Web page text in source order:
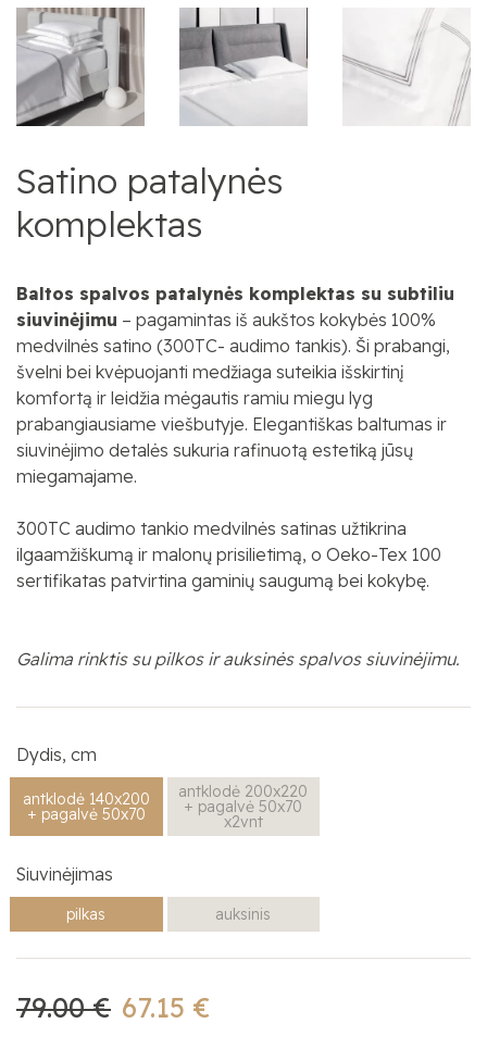
Satino patalynės
komplektas
Baltos spalvos patalynės komplektas su subtiliu
siuvinėjimu – pagamintas iš aukštos kokybės 100%
medvilnės satino (300TC- audimo tankis). Ši prabangi,
švelni bei kvėpuojanti medžiaga suteikia išskirtinį
komfortą ir leidžia mėgautis ramiu miegu lyg
prabangiausiame viešbutyje. Elegantiškas baltumas ir
siuvinėjimo detalės sukuria rafinuotą estetiką jūsų
miegamajame.
300TC audimo tankio medvilnės satinas užtikrina
ilgaamžiškumą ir malonų prisilietimą, o Oeko-Tex 100
sertifikatas patvirtina gaminių saugumą bei kokybę.
Galima rinktis su pilkos ir auksinės spalvos siuvinėjimu.
Dydis, cm
antklodė 140x200
+ pagalvė 50x70
antklodė 200x220
+ pagalvė 50x70
x2vnt
Siuvinėjimas
pilkas auksinis
67.15 €
79.00 €